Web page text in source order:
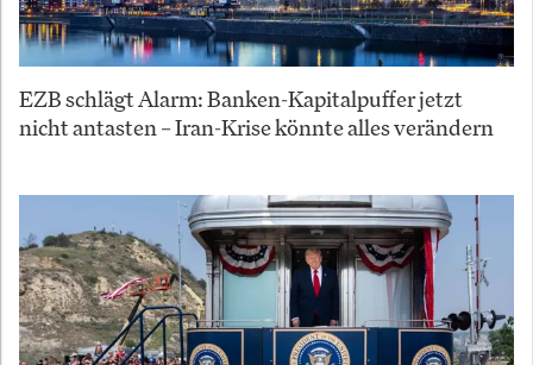
EZB schlägt Alarm: Banken-Kapitalpuffer jetzt
nicht antasten – Iran-Krise könnte alles verändern